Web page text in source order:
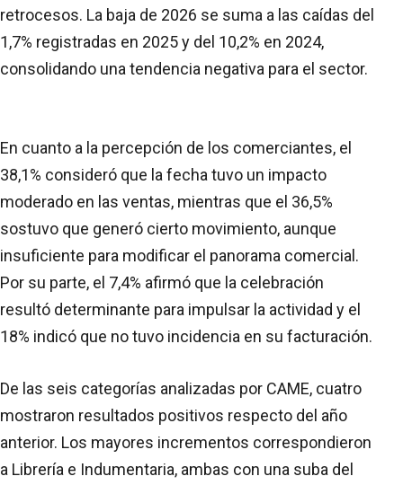
retrocesos. La baja de 2026 se suma a las caídas del
1,7% registradas en 2025 y del 10,2% en 2024,
consolidando una tendencia negativa para el sector.
En cuanto a la percepción de los comerciantes, el
38,1% consideró que la fecha tuvo un impacto
moderado en las ventas, mientras que el 36,5%
sostuvo que generó cierto movimiento, aunque
insuficiente para modificar el panorama comercial.
Por su parte, el 7,4% afirmó que la celebración
resultó determinante para impulsar la actividad y el
18% indicó que no tuvo incidencia en su facturación.
De las seis categorías analizadas por CAME, cuatro
mostraron resultados positivos respecto del año
anterior. Los mayores incrementos correspondieron
a Librería e Indumentaria, ambas con una suba del